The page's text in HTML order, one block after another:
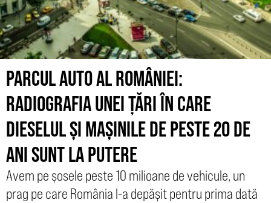
PARCUL AUTO AL ROMÂNIEI:
RADIOGRAFIA UNEI ȚĂRI ÎN CARE
DIESELUL ȘI MAȘINILE DE PESTE 20 DE
ANI SUNT LA PUTERE
Avem pe șosele peste 10 milioane de vehicule, un
prag pe care România l-a depășit pentru prima dată